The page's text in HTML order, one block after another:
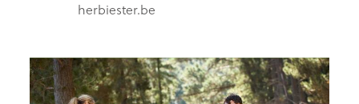
herbiester.be